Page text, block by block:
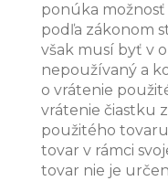
ponúka
podľa zákonom
však musí byť v
nepoužívaný a
o vrátenie
vrátenie čiastku
použitého
tovar v rámci
tovar nie je